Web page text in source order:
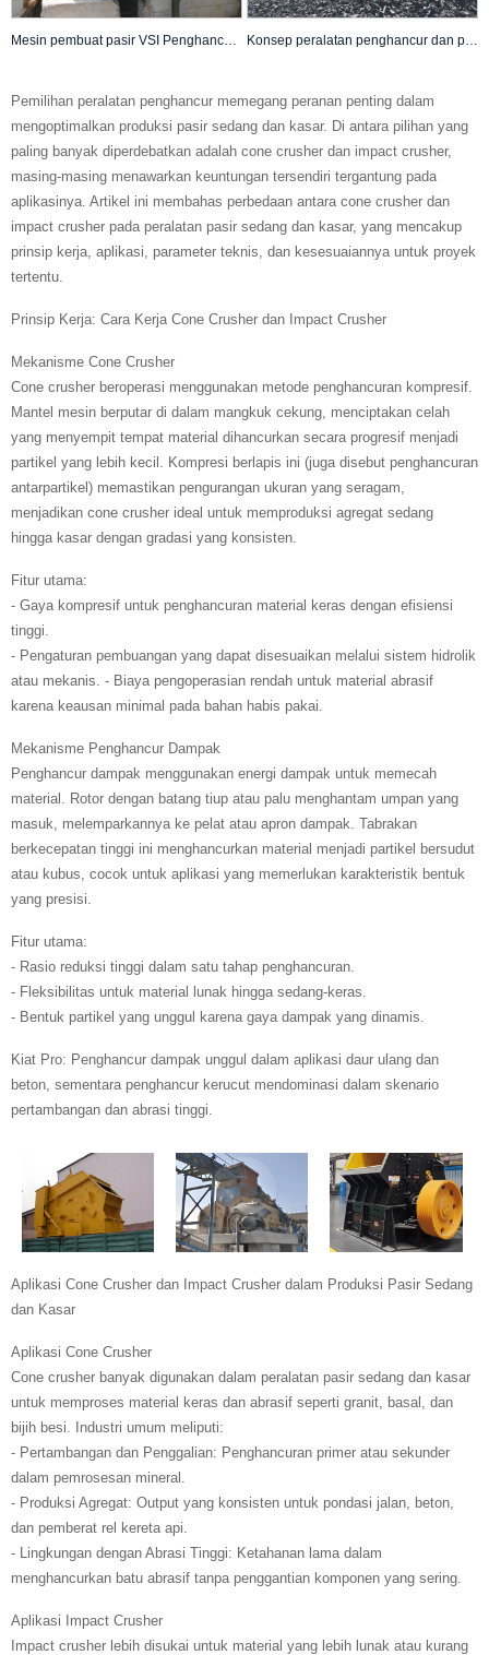
Pemilihan peralatan penghancur memegang peranan penting dalam
mengoptimalkan produksi pasir sedang dan kasar. Di antara pilihan yang
paling banyak diperdebatkan adalah cone crusher dan impact crusher,
masing-masing menawarkan keuntungan tersendiri tergantung pada
aplikasinya. Artikel ini membahas perbedaan antara cone crusher dan
impact crusher pada peralatan pasir sedang dan kasar, yang mencakup
prinsip kerja, aplikasi, parameter teknis, dan kesesuaiannya untuk proyek
tertentu.
Prinsip Kerja: Cara Kerja Cone Crusher dan Impact Crusher
Mekanisme Cone Crusher
Cone crusher beroperasi menggunakan metode penghancuran kompresif.
Mantel mesin berputar di dalam mangkuk cekung, menciptakan celah
yang menyempit tempat material dihancurkan secara progresif menjadi
partikel yang lebih kecil. Kompresi berlapis ini (juga disebut penghancuran
antarpartikel) memastikan pengurangan ukuran yang seragam,
menjadikan cone crusher ideal untuk memproduksi agregat sedang
hingga kasar dengan gradasi yang konsisten.
Fitur utama:
- Gaya kompresif untuk penghancuran material keras dengan efisiensi
tinggi.
- Pengaturan pembuangan yang dapat disesuaikan melalui sistem hidrolik
atau mekanis. - Biaya pengoperasian rendah untuk material abrasif
karena keausan minimal pada bahan habis pakai.
Mekanisme Penghancur Dampak
Penghancur dampak menggunakan energi dampak untuk memecah
material. Rotor dengan batang tiup atau palu menghantam umpan yang
masuk, melemparkannya ke pelat atau apron dampak. Tabrakan
berkecepatan tinggi ini menghancurkan material menjadi partikel bersudut
atau kubus, cocok untuk aplikasi yang memerlukan karakteristik bentuk
yang presisi.
Fitur utama:
- Rasio reduksi tinggi dalam satu tahap penghancuran.
- Fleksibilitas untuk material lunak hingga sedang-keras.
- Bentuk partikel yang unggul karena gaya dampak yang dinamis.
Kiat Pro: Penghancur dampak unggul dalam aplikasi daur ulang dan
beton, sementara penghancur kerucut mendominasi dalam skenario
pertambangan dan abrasi tinggi.
Aplikasi Cone Crusher dan Impact Crusher dalam Produksi Pasir Sedang
dan Kasar
Aplikasi Cone Crusher
Cone crusher banyak digunakan dalam peralatan pasir sedang dan kasar
untuk memproses material keras dan abrasif seperti granit, basal, dan
bijih besi. Industri umum meliputi:
- Pertambangan dan Penggalian: Penghancuran primer atau sekunder
dalam pemrosesan mineral.
- Produksi Agregat: Output yang konsisten untuk pondasi jalan, beton,
dan pemberat rel kereta api.
- Lingkungan dengan Abrasi Tinggi: Ketahanan lama dalam
menghancurkan batu abrasif tanpa penggantian komponen yang sering.
Aplikasi Impact Crusher
Impact crusher lebih disukai untuk material yang lebih lunak atau kurang